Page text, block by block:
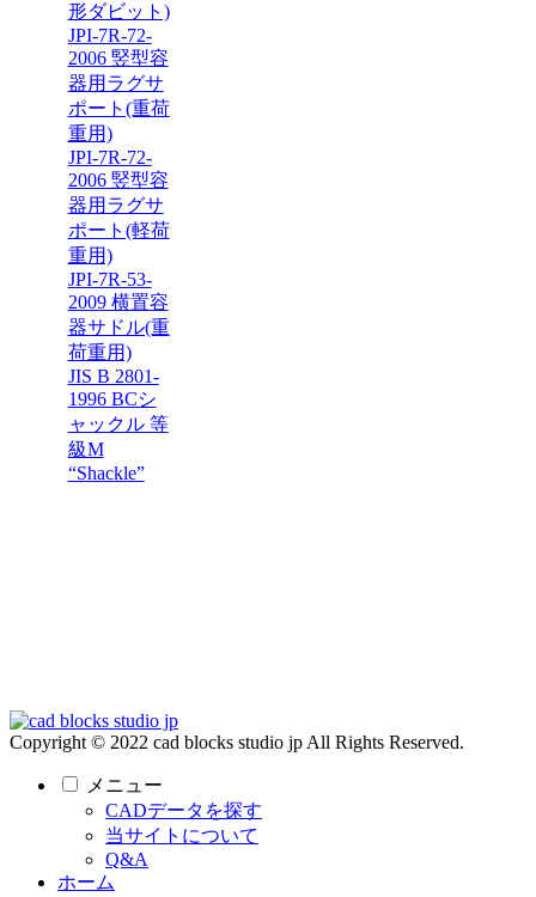
形ダビット)
JPI-7R-72-
2006 竪型容
器用ラグサ
ポート(重荷
重用)
JPI-7R-72-
2006 竪型容
器用ラグサ
ポート(軽荷
重用)
JPI-7R-53-
2009 横置容
器サドル(重
荷重用)
JIS B 2801-
1996 BCシ
ャックル 等
級M
“Shackle”
Copyright © 2022 cad blocks studio jp All Rights Reserved.
メニュー
CADデータを探す
当サイトについて
Q&A
ホーム